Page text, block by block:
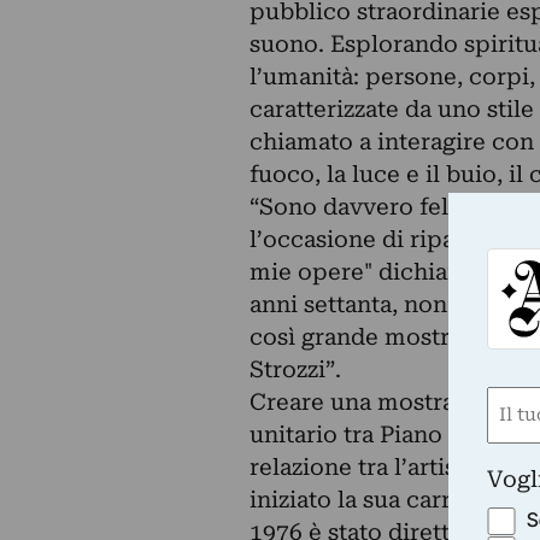
pubblico straordinarie
suono. Esplorando
l’umanità: persone,
caratterizzate da uno
chiamato a interagire
fuoco, la luce e il buio, il
“Sono davvero felice di
l’occasione di ripagare il
mie opere" dichiara
anni settanta, non avrei
così grande mostra in
Strozzi”.
Creare una mostra di Bill
unitario tra Piano Nobile
relazione tra l’artista e la
iniziato la sua carriera
1976 è stato direttore
Nome